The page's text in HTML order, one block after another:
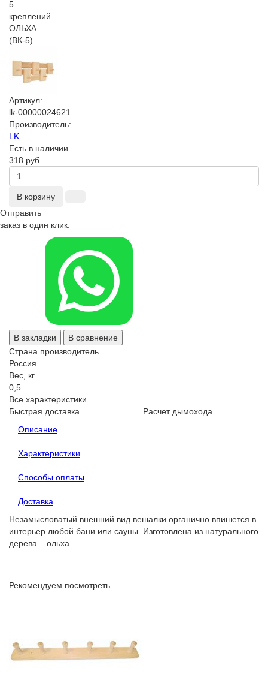
Артикул:
lk-00000024621
Производитель:
LK
Есть в наличии
318 руб.
В корзину
Отправить
заказ в один клик:
В закладки
В сравнение
Страна производитель
Россия
Вес, кг
0,5
Все характеристики
Быстрая доставка
Расчет дымохода
Описание
Характеристики
Способы оплаты
Доставка
Незамысловатый внешний вид вешалки органично впишется в
интерьер любой бани или сауны. Изготовлена из натурального
дерева – ольха.
Рекомендуем посмотреть